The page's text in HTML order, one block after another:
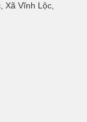
Xã Vĩnh Lộc,